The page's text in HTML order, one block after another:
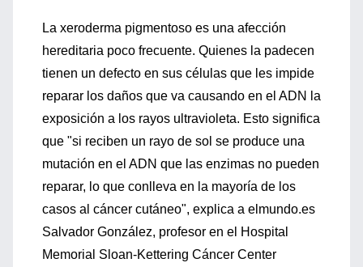
La xeroderma pigmentoso es una afección
hereditaria poco frecuente. Quienes la padecen
tienen un defecto en sus células que les impide
reparar los daños que va causando en el ADN la
exposición a los rayos ultravioleta. Esto significa
que "si reciben un rayo de sol se produce una
mutación en el ADN que las enzimas no pueden
reparar, lo que conlleva en la mayoría de los
casos al cáncer cutáneo", explica a elmundo.es
Salvador González, profesor en el Hospital
Memorial Sloan-Kettering Cáncer Center